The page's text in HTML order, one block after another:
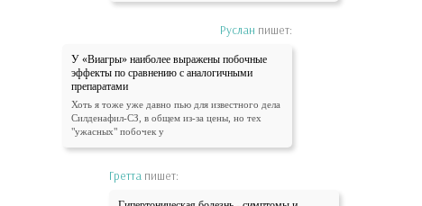
Руслан пишет:
У «Виагры» наиболее выражены побочные
эффекты по сравнению с аналогичными
препаратами
Хоть я тоже уже давно пью для известного дела
Силденафил-СЗ, в общем из-за цены, но тех
"ужасных" побочек у
Гретта пишет: